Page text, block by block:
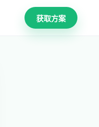
获取方案